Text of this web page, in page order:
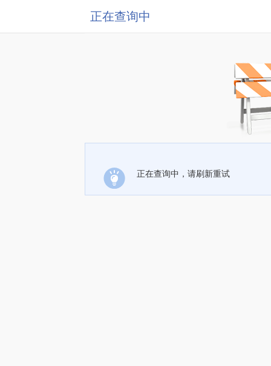
正在查询中
正在查询中，请刷新重试